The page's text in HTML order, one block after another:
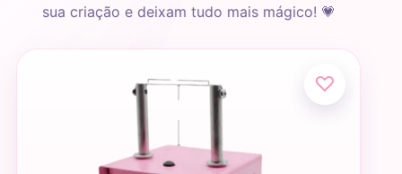
sua criação e deixam tudo mais mágico! 💗
♡